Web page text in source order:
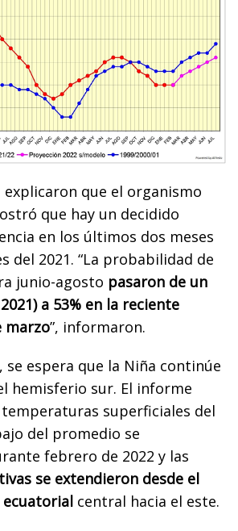
explicaron que el organismo
que hay un decidido
en los últimos dos meses
del 2021. “La probabilidad de
junio-agosto pasaron de un
a 53% en la reciente
marzo”, informaron.
se espera que la Niña continúe
hemisferio sur. El informe
superficiales del
del promedio se
febrero de 2022 y las
se extendieron desde el
ecuatorial central hacia el este.